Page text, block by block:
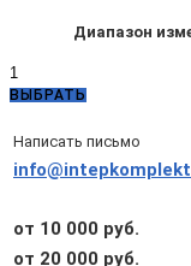
Диапазон
Количество
товара
Н
3.2.06.02.10.3.0
—
Н
ВЫБРАТЬ
Написать письмо
от 10 000 руб.
от 20 000 руб.